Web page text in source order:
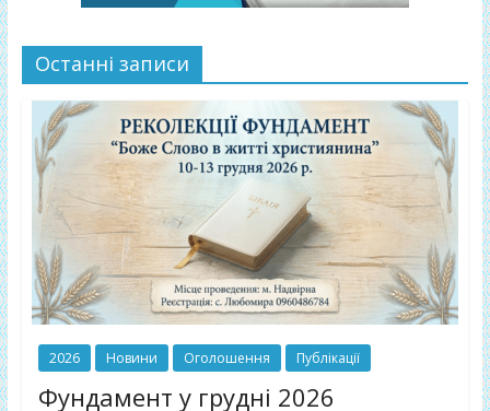
Останні записи
2026 Новини Оголошення Публікації
Фундамент у грудні 2026